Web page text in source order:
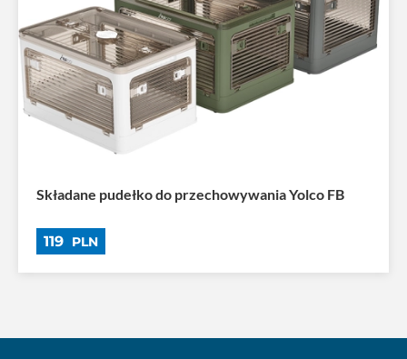
Składane pudełko do przechowywania Yolco FB
119 PLN